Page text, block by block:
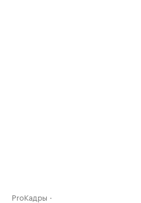
ProКадры